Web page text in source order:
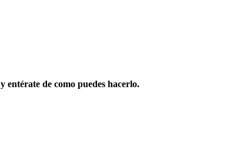
y entérate de como puedes hacerlo.